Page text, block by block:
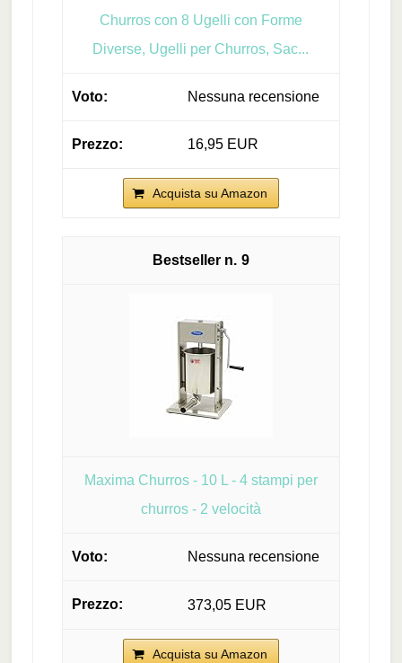
Churros con 8 Ugelli con Forme
Diverse, Ugelli per Churros, Sac...
Nessuna recensione
16,95 EUR
Acquista su Amazon
9
Maxima Churros - 10 L - 4 stampi per
churros - 2 velocità
Nessuna recensione
373,05 EUR
Acquista su Amazon